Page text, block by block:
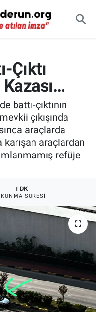
Çıktı
Kazası…
battı-çıktının
çıkışında
araçlarda
araçlardan
refüje
1 DK
SÜRESI